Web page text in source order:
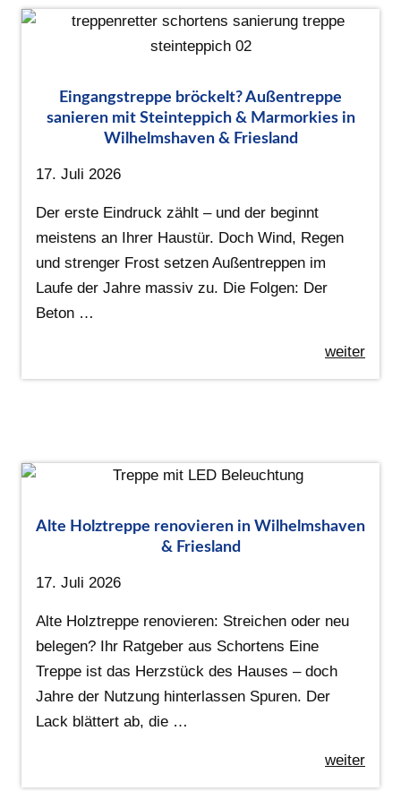
Eingangstreppe bröckelt? Außentreppe
sanieren mit Steinteppich & Marmorkies in
Wilhelmshaven & Friesland
17. Juli 2026
Der erste Eindruck zählt – und der beginnt
meistens an Ihrer Haustür. Doch Wind, Regen
und strenger Frost setzen Außentreppen im
Laufe der Jahre massiv zu. Die Folgen: Der
Beton …
weiter
Alte Holztreppe renovieren in Wilhelmshaven
& Friesland
17. Juli 2026
Alte Holztreppe renovieren: Streichen oder neu
belegen? Ihr Ratgeber aus Schortens Eine
Treppe ist das Herzstück des Hauses – doch
Jahre der Nutzung hinterlassen Spuren. Der
Lack blättert ab, die …
weiter